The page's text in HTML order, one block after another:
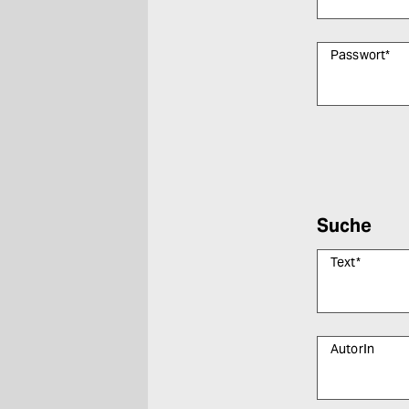
Passwort*
Suche
Text*
AutorIn